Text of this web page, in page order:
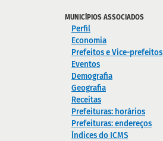
MUNICÍPIOS ASSOCIADOS
Perfil
Economia
Prefeitos e Vice-prefeitos
Eventos
Demografia
Geografia
Receitas
Prefeituras: horários
Prefeituras: endereços
Índices do ICMS